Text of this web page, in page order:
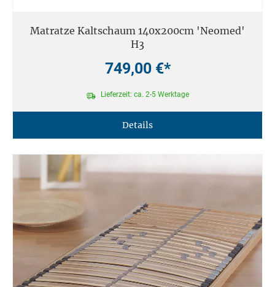
Matratze Kaltschaum 140x200cm 'Neomed'
H3
749,00 €*
Lieferzeit: ca. 2-5 Werktage
Details